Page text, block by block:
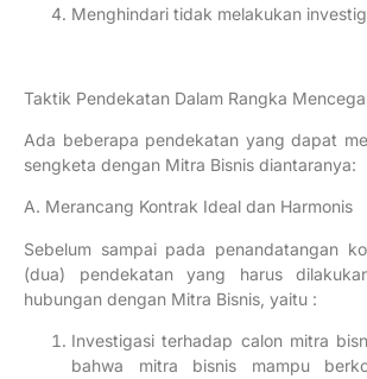
Menghindari tidak melakukan
Taktik Pendekatan Dalam Rangka
Ada beberapa pendekatan yang dapat
sengketa dengan Mitra Bisnis diantaranya:
A. Merancang Kontrak Ideal dan Harmonis
Sebelum sampai pada penandatangan
(dua) pendekatan yang harus
hubungan dengan Mitra Bisnis, yaitu :
Investigasi terhadap calon mitra
bahwa mitra bisnis mampu